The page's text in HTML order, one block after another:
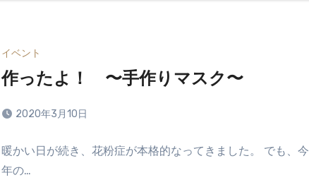
イベント
作ったよ！ 〜手作りマスク〜
2020年3月10日
メ
ン
暖かい日が続き、花粉症が本格的なってきました。 でも、今
年の…